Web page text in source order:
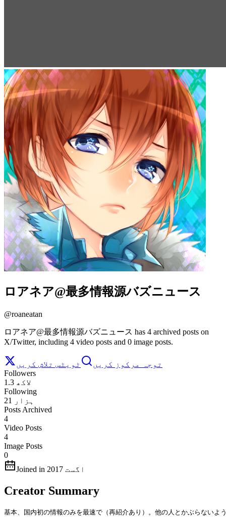
ロアネア@最多情報源バズニュース
@roaneatan
ロアネア@最多情報源バズニュース has 4 archived posts on
X/Twitter, including 4 video posts and 0 image posts.
توجہ مرکوز کریں
ٹویٹس تلاش کریں
Followers
1.3 لاکھ
Following
21 ہزار
Posts Archived
4
Video Posts
4
Image Posts
0
Joined in اگست 2017
Creator Summary
基本、国内初の情報のみを最速で（再紹介あり）。他の人とかぶらない